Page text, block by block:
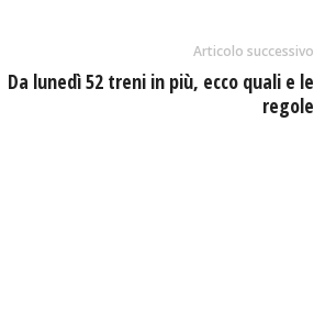
Articolo successivo
Da lunedì 52 treni in più, ecco quali e le
regole